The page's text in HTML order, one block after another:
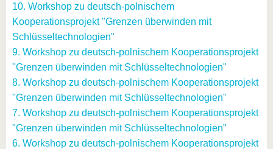
10. Workshop zu deutsch-polnischem
Kooperationsprojekt "Grenzen überwinden mit
Schlüsseltechnologien"
9. Workshop zu deutsch-polnischem Kooperationsprojekt
"Grenzen überwinden mit Schlüsseltechnologien"
8. Workshop zu deutsch-polnischem Kooperationsprojekt
"Grenzen überwinden mit Schlüsseltechnologien"
7. Workshop zu deutsch-polnischem Kooperationsprojekt
"Grenzen überwinden mit Schlüsseltechnologien"
6. Workshop zu deutsch-polnischem Kooperationsprojekt